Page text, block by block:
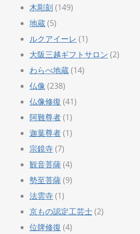
木彫刻 (149)
地蔵(5)
ルクアイーレ (1)
大阪三越ギフトサロン (2)
わらべ地蔵(14)
仏像 (238)
仏像修復 (41)
阿難尊者(1)
迦葉尊者(1)
宗鏡寺(7)
観音菩薩(4)
勢至菩薩(9)
法雲寺(1)
京もの認定工芸士(2)
位牌修復 (4)